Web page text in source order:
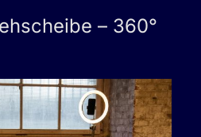
– 360°